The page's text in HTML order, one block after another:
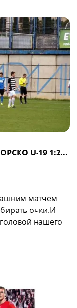
U-19 1:2...
матчем
очки.И
нашего